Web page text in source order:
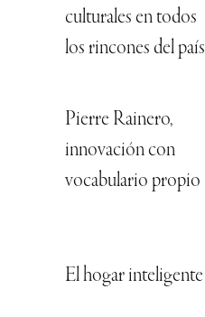
culturales en todos
los rincones del país
Pierre Rainero,
innovación con
vocabulario propio
El hogar inteligente